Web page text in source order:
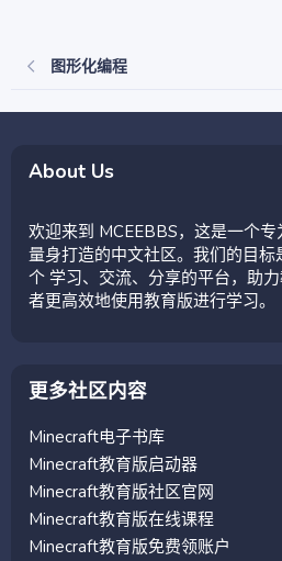
图形化编程
About Us
欢迎来到 MCEEBBS，这是一个专
量身打造的中文社区。我们的目
个 学习、交流、分享的平台，助
者更高效地使用教育版进行学习。
更多社区内容
Minecraft电子书库
Minecraft教育版启动器
Minecraft教育版社区官网
Minecraft教育版在线课程
Minecraft教育版免费领账户